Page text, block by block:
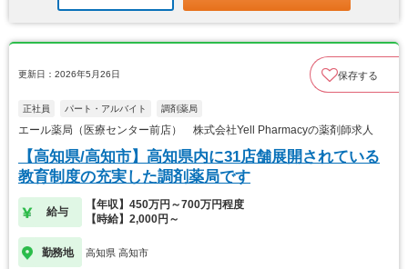
更新日：2026年5月26日 保存する
正社員 パート・アルバイト 調剤薬局
エール薬局（医療センター前店） 株式会社Yell Pharmacyの薬剤師求人
【高知県/高知市】高知県内に31店舗展開されている
教育制度の充実した調剤薬局です
給与
【年収】450万円～700万円程度
【時給】2,000円～
勤務地 高知県 高知市